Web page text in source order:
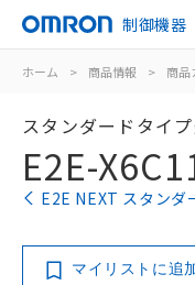
制御機器
ホーム > 商品情報 > 商品
スタンダードタイ
E2E-
E2E NEXT スタンダ
マイリストに追